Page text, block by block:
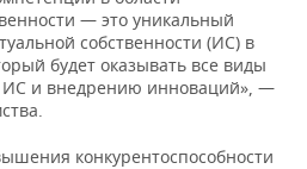
— это уникальный
собственности (ИС) в
будет оказывать все виды
ИС и внедрению инноваций», —
конкурентоспособности